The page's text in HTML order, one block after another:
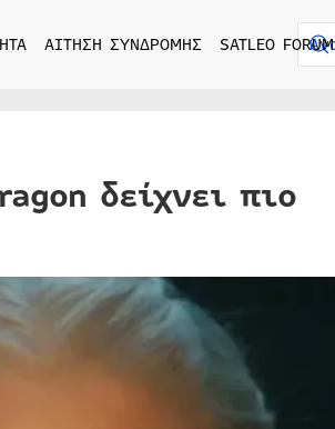
ΑΙΤΗΣΗ ΣΥΝΔΡΟΜΗΣ SATLEO FORUM
δείχνει πιο